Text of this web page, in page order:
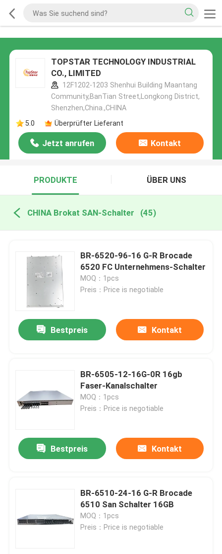
TOPSTAR TECHNOLOGY INDUSTRIAL
CO., LIMITED
12F1202-1203 Shenhui Building Maantang
Community,BanTian Street,Longkong District,
Shenzhen,China.,CHINA
5.0
Überprüfter Lieferant
Jetzt anrufen Kontakt
PRODUKTE ÜBER UNS
CHINA Brokat SAN-Schalter (45)
BR-6520-96-16 G-R Brocade
6520 FC Unternehmens-Schalter
MOQ：1pcs
Preis：Price is negotiable
Bestpreis Kontakt
BR-6505-12-16G-0R 16gb
Faser-Kanalschalter
MOQ：1pcs
Preis：Price is negotiable
Bestpreis Kontakt
BR-6510-24-16 G-R Brocade
6510 San Schalter 16GB
MOQ：1pcs
Preis：Price is negotiable